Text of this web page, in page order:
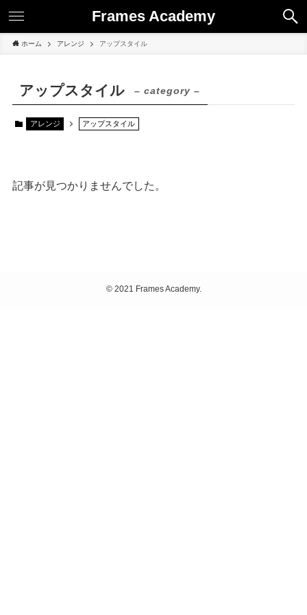
Frames Academy
ホーム アレンジ アップスタイル
アップスタイル – category –
アレンジ アップスタイル
記事が見つかりませんでした。
©2021 Frames Academy.